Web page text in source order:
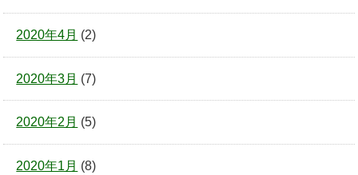
2020年4月 (2)
2020年3月 (7)
2020年2月 (5)
2020年1月 (8)